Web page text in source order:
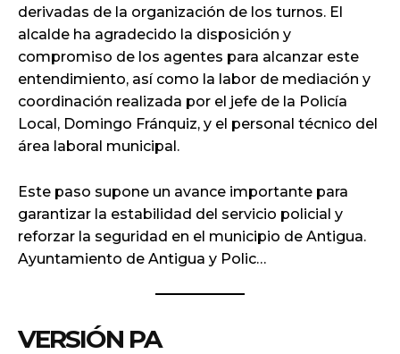
derivadas de la organización de los turnos. El
alcalde ha agradecido la disposición y
compromiso de los agentes para alcanzar este
entendimiento, así como la labor de mediación y
coordinación realizada por el jefe de la Policía
Local, Domingo Fránquiz, y el personal técnico del
área laboral municipal.
Este paso supone un avance importante para
garantizar la estabilidad del servicio policial y
reforzar la seguridad en el municipio de Antigua.
Ayuntamiento de Antigua y Polic…
VERSIÓN PA